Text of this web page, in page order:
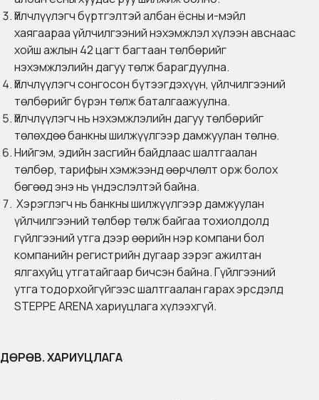
Үйлчлүүлэгч бүртгэлтэй албан ёсны и-мэйл
хаягаараа үйлчилгээний нэхэмжлэл хүлээн авснаас
хойш ажлын 42 цагт багтаан төлбөрийг
нэхэмжлэлийн дагуу төлж барагдуулна.
Үйлчлүүлэгч сонгосон бүтээгдэхүүн, үйлчилгээний
төлбөрийг бүрэн төлж баталгаажуулна.
Үйлчлүүлэгч нь нэхэмжлэлийн дагуу төлбөрийг
төлөхдөө банкны шилжүүлгээр дамжуулан төлнө.
Нийгэм, эдийн засгийн байдлаас шалтгаалан
төлбөр, тарифын хэмжээнд өөрчлөлт орж болох
бөгөөд энэ нь үндэслэлтэй байна.
Хэрэглэгч нь банкны шилжүүлгээр дамжуулан
үйлчилгээний төлбөр төлж байгаа тохиолдолд
гүйлгээний утга дээр өөрийн нэр компани бол
компанийн регистрийн дугаар зэрэг ажилтан
ялгахуйц утгатайгаар бичсэн байна. Гүйлгээний
утга тодорхойгүйгээс шалтгаалан гарах эрсдэлд
STEPPE ARENA хариуцлага хүлээхгүй.
ДӨРӨВ. ХАРИУЦЛАГА